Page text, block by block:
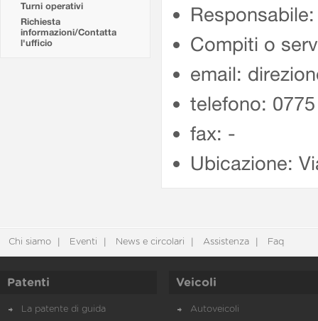
Turni operativi
Richiesta
informazioni/Contatta
l'ufficio
Compiti o
email:
telefono:
fax: -
Ubicazione:
Chi siamo Eventi News e circolari Assistenza Faq
Patenti
La patente di guida
Veicoli
Autoveicoli